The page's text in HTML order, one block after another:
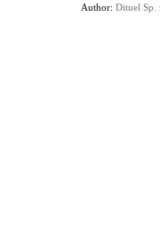
Author: Dituel Sp.